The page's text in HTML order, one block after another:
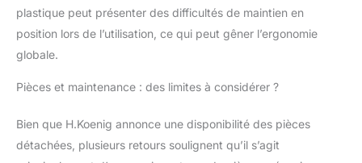
différentes recettes de
viande. GARANTIE
garantie étendue de 2
d'un atelier SAV en
France, offrant ainsi la
plastique peut présenter des difficultés de maintien en
position lors de l’utilisation, ce qui peut gêner l’ergonomie
globale.
Pièces et maintenance : des limites à considérer ?
Bien que H.Koenig annonce une disponibilité des pièces
détachées, plusieurs retours soulignent qu’il s’agit